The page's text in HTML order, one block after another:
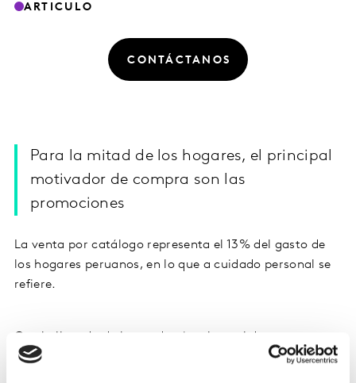
ARTICULO
CONTÁCTANOS
Para la mitad de los hogares, el principal
motivador de compra son las
promociones
La venta por catálogo representa el 13% del gasto de
los hogares peruanos, en lo que a cuidado personal se
refiere.
Con la llegada de la pandemia, el canal de venta por
catálogo fue uno de los más afectados, decreciendo